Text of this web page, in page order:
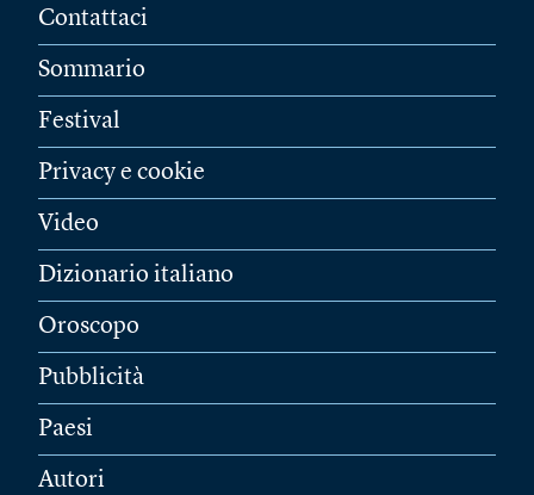
Contattaci
Sommario
Festival
Privacy e cookie
Video
Dizionario italiano
Oroscopo
Pubblicità
Paesi
Autori